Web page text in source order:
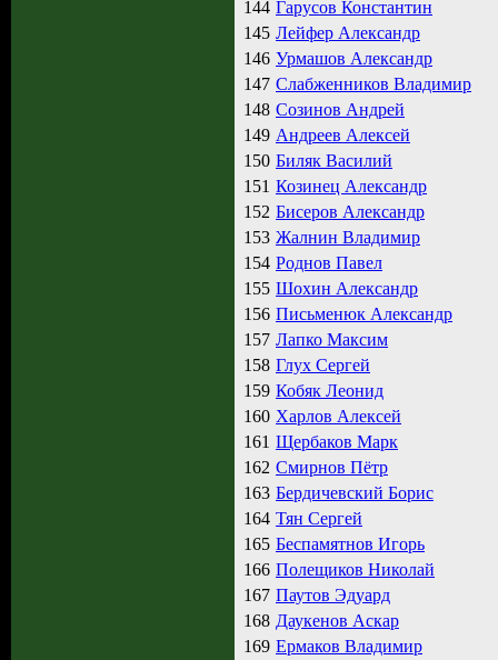
144 Гарусов Константин
145 Лейфер Александр
146 Урмашов Александр
147 Слабженников Владимир
148 Созинов Андрей
149 Андреев Алексей
150 Биляк Василий
151 Козинец Александр
152 Бисеров Александр
153 Жалнин Владимир
154 Роднов Павел
155 Шохин Александр
156 Письменюк Александр
157 Лапко Максим
158 Глух Сергей
159 Кобяк Леонид
160 Харлов Алексей
161 Щербаков Марк
162 Смирнов Пётр
163 Бердичевский Борис
164 Тян Сергей
165 Беспамятнов Игорь
166 Полещиков Николай
167 Паутов Эдуард
168 Даукенов Аскар
169 Ермаков Владимир